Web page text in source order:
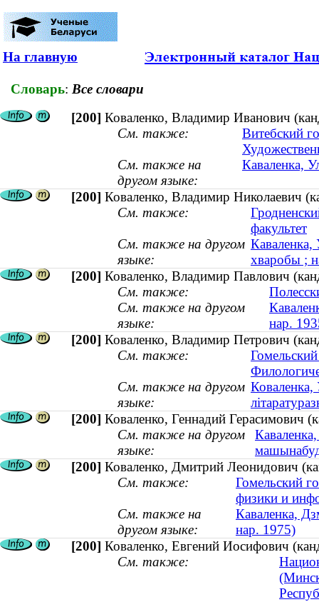
На главную
Словарь: Все словари
[200] Коваленко, Владимир Иванович
См. также:
Витебский
См. также на
другом языке:
Каваленка,
[200] Коваленко, Владимир Николаевич
См. также:
факультет
См. также на другом
языке:
Каваленка,
хваробы ;
[200] Коваленко, Владимир Павлович
См. также:
См. также на другом
языке:
нар.
[200] Коваленко, Владимир Петрович
См. также:
См. также на другом
языке:
Коваленка,
[200] Коваленко, Геннадий Герасимович
См. также на другом
языке:
[200] Коваленко, Дмитрий Леонидович
См. также:
Гомельский
физики и
См. также на
другом языке:
Каваленка,
нар. 1975)
[200] Коваленко, Евгений Иосифович
См. также: